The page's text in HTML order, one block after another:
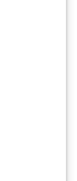
vous
de
et sans
-
meubles
à la
en
- Fixation
pierre,
sur vos
est